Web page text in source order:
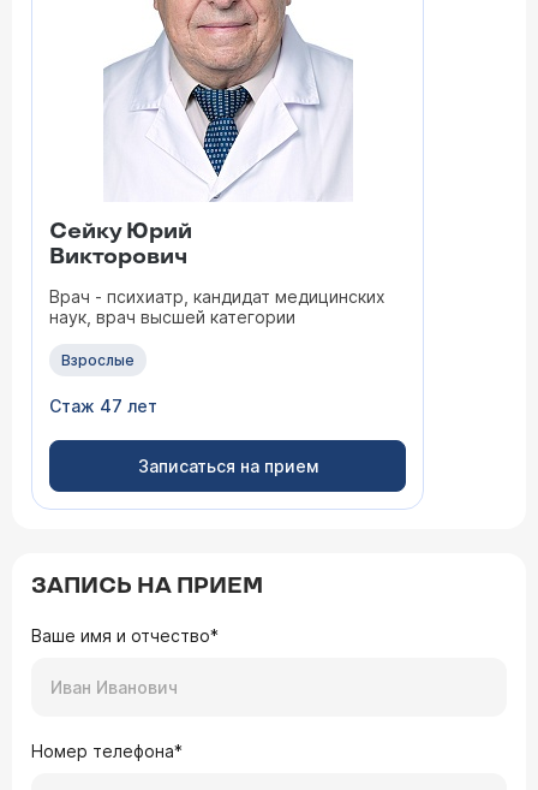
Сейку Юрий
Викторович
Врач - психиатр, кандидат медицинских
наук, врач высшей категории
Взрослые
Стаж 47 лет
Записаться на прием
ЗАПИСЬ НА ПРИЕМ
Ваше имя и отчество*
Номер телефона*